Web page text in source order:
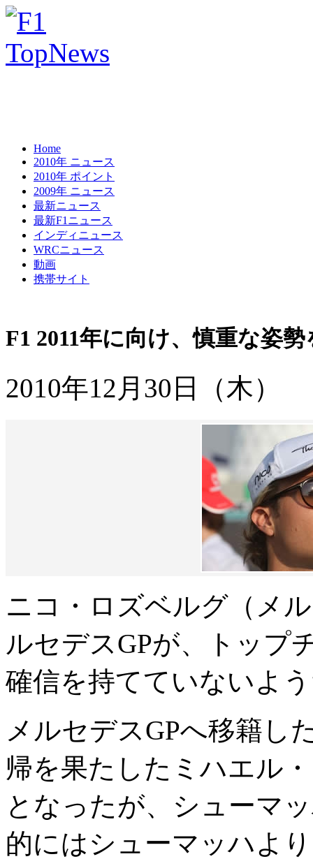
Home
2010年 ニュース
2010年 ポイント
2009年 ニュース
最新ニュース
最新F1ニュース
インディニュース
WRCニュース
動画
携帯サイト
F1 2011年に向け、慎重な姿
2010年12月30日（木）
ニコ・ロズベルグ（メ
ルセデスGPが、トップ
確信を持てていないよ
メルセデスGPへ移籍し
帰を果たしたミハエル
となったが、シューマ
的にはシューマッハよ